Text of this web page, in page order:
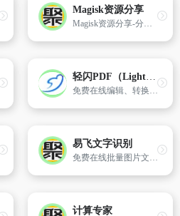
Magisk资源分享
Magisk资源分享-分享玩机快乐! 这里有大量的各种模块可以下载哦!
轻闪PDF（LightPDF）
免费在线编辑、转换PDF文件，支持智能AI文档对话，提取文档中的重要信息
易飞文字识别
免费在线批量图片文字识别，支持中文、中文繁体、英语、韩语、日语等多种语言的高效准确识别，识别结果可复制或导出Word，支持JPG/PNG/BMP/Webp/PDF等多种格式。
计算专家